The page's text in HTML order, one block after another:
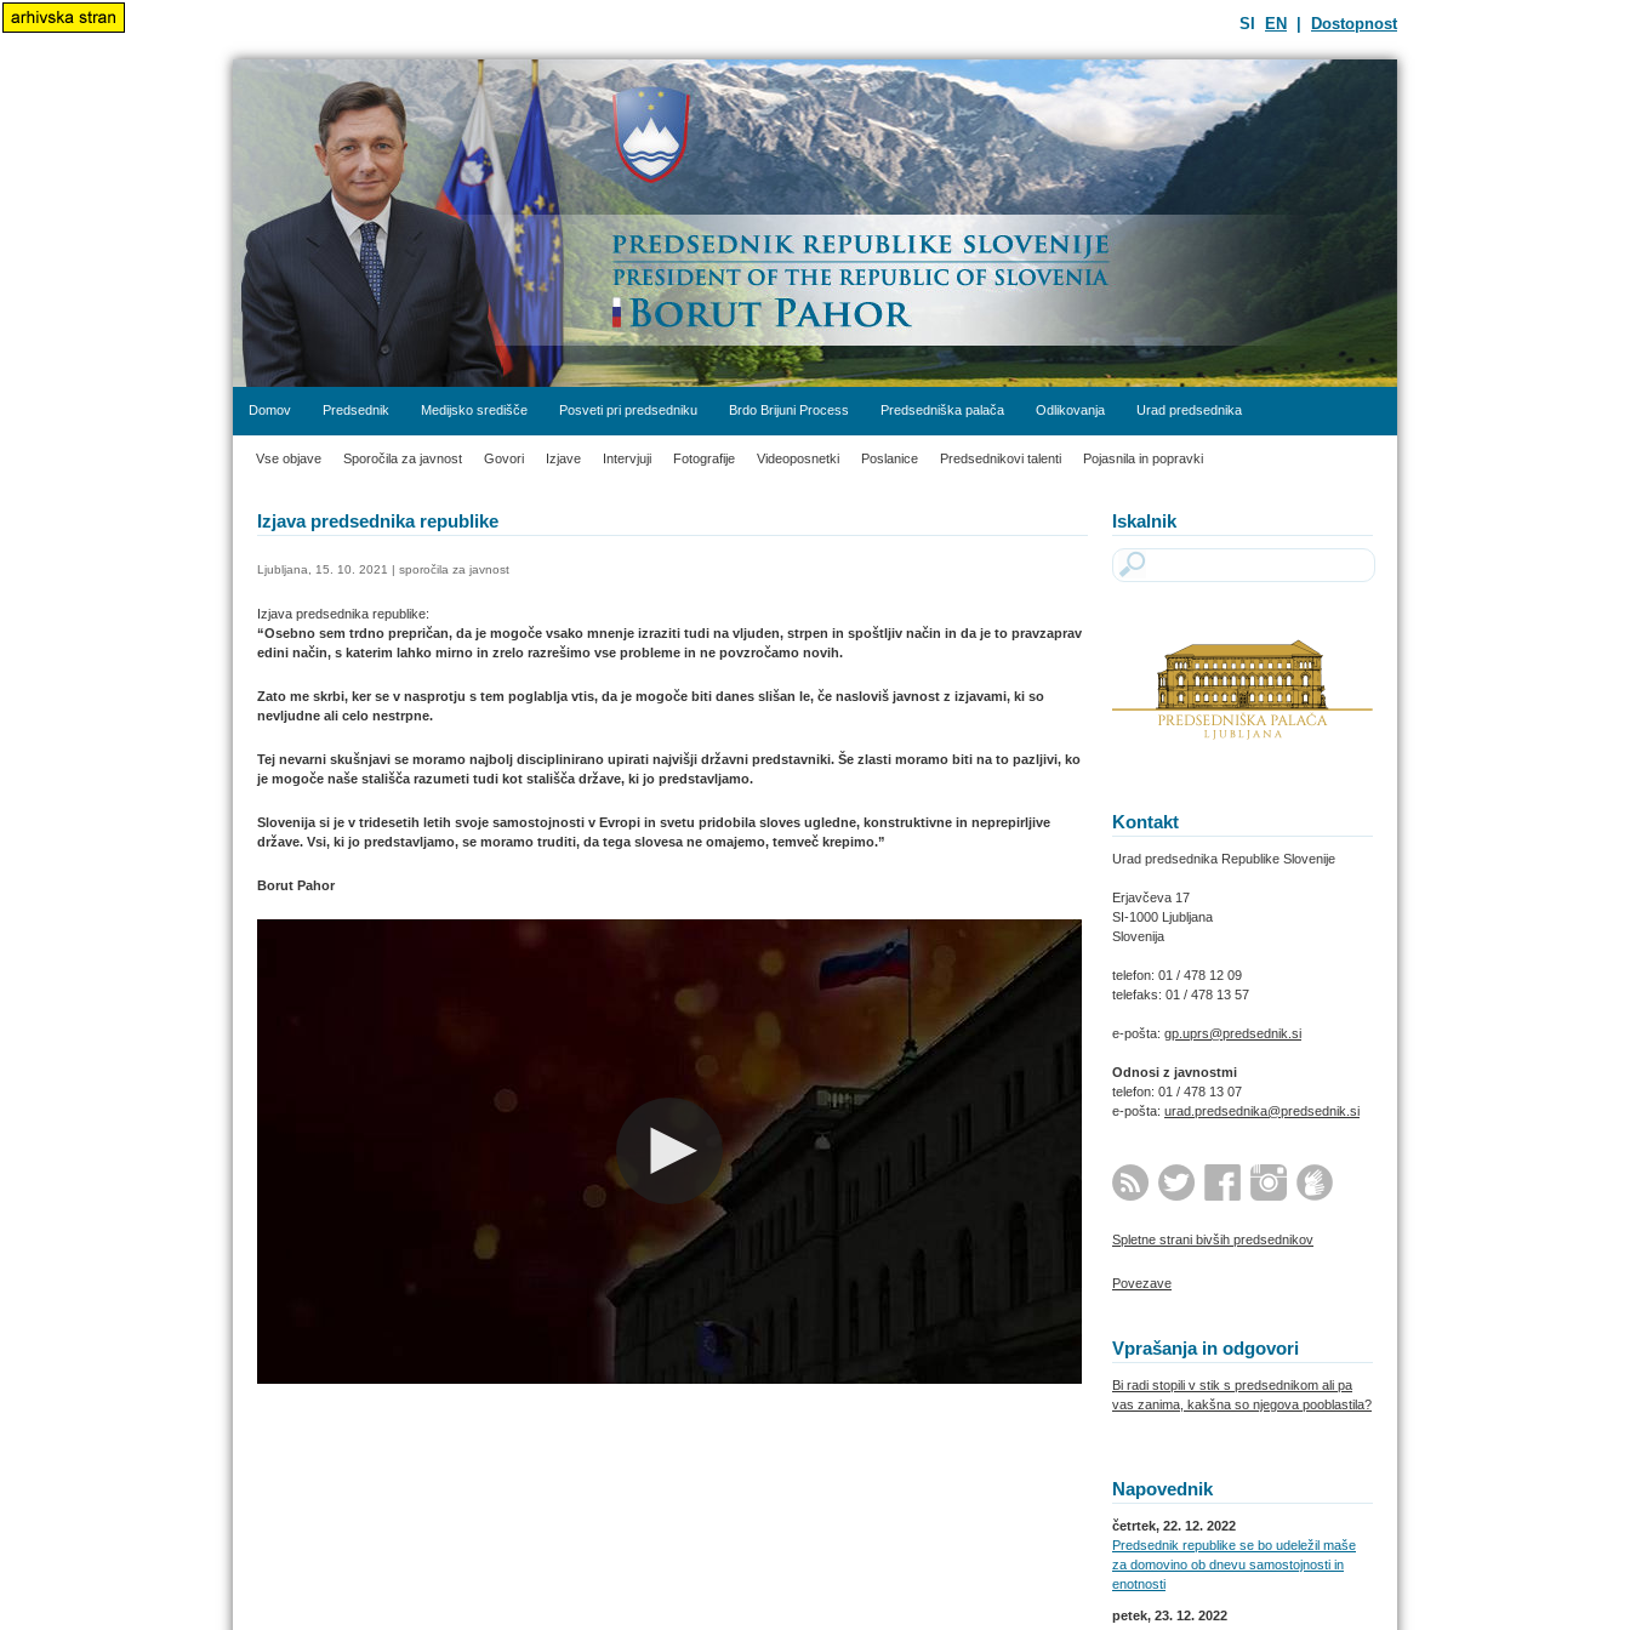
SI EN Dostopnost
Domov Predsednik Medijsko središče Posveti pri predsedniku Brdo Brijuni Process Predsedniška palača Odlikovanja Urad predsednika
Vse objave Sporočila za javnost Govori Izjave Intervjuji Fotografije Videoposnetki Poslanice Predsednikovi talenti Pojasnila in popravki
Izjava predsednika republike
Ljubljana, 15. 10. 2021 | sporočila za javnost
Izjava predsednika republike:
“Osebno sem trdno prepričan, da je mogoče vsako mnenje izraziti tudi na vljuden, strpen in spoštljiv način in da je to pravzaprav
edini način, s katerim lahko mirno in zrelo razrešimo vse probleme in ne povzročamo novih.
Zato me skrbi, ker se v nasprotju s tem poglablja vtis, da je mogoče biti danes slišan le, če nasloviš javnost z izjavami, ki so
nevljudne ali celo nestrpne.
Tej nevarni skušnjavi se moramo najbolj disciplinirano upirati najvišji državni predstavniki. Še zlasti moramo biti na to pazljivi, ko
je mogoče naše stališča razumeti tudi kot stališča države, ki jo predstavljamo.
Slovenija si je v tridesetih letih svoje samostojnosti v Evropi in svetu pridobila sloves ugledne, konstruktivne in neprepirljive
države. Vsi, ki jo predstavljamo, se moramo truditi, da tega slovesa ne omajemo, temveč krepimo.”
Borut Pahor
Iskalnik
Kontakt
Urad predsednika Republike Slovenije
Erjavčeva 17
SI-1000 Ljubljana
Slovenija
telefon: 01 / 478 12 09
telefaks: 01 / 478 13 57
e-pošta: gp.uprs@predsednik.si
Odnosi z javnostmi
telefon: 01 / 478 13 07
e-pošta: urad.predsednika@predsednik.si
Spletne strani bivših predsednikov
Povezave
Vprašanja in odgovori
Bi radi stopili v stik s predsednikom ali pa
vas zanima, kakšna so njegova pooblastila?
Napovednik
četrtek, 22. 12. 2022
Predsednik republike se bo udeležil maše
za domovino ob dnevu samostojnosti in
enotnosti
petek, 23. 12. 2022